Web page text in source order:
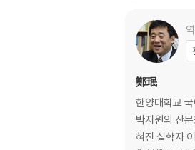
4장 성냄을 가
〈식분〉 소서
1. 원수를 사랑함
2. 인내의 덕으
3. 박해로 덕을
5장 식탐을 막음
역
鄭珉
한양대학교 국
박지원의 산문
혀진 실학자 이